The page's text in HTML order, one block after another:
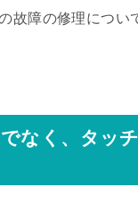
故障の修理につい
なく、タッ